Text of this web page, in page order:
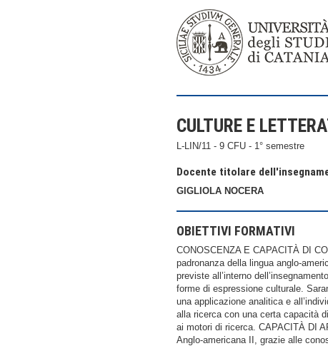
CULTURE E
L-LIN/11 - 9 CFU - 1° semestre
Docente titolare
GIGLIOLA NOCERA
OBIETTIVI FORMATIVI
CONOSCENZA E CAPACITÀ DI
padronanza della lingua anglo-
previste all’interno
forme di espressione culturale.
una applicazione analitica e
alla ricerca con una certa capacità
ai motori di ricerca. CAPACITÀ DI
Anglo-americana II, grazie alle